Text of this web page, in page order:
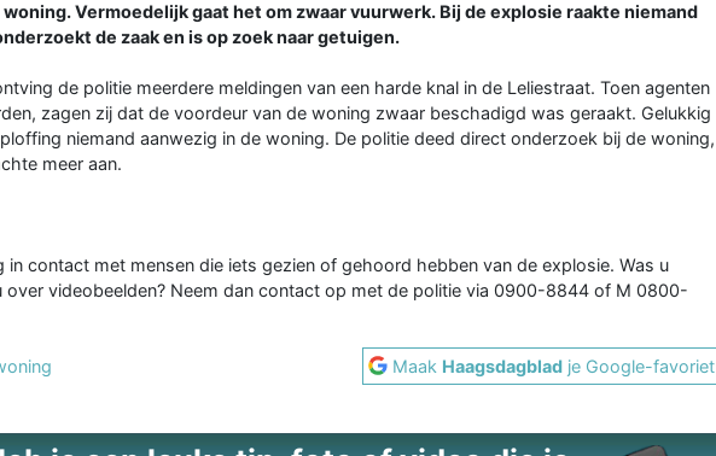
Vermoedelijk gaat het om zwaar vuurwerk. Bij de explosie raakte niemand
de zaak en is op zoek naar getuigen.
de politie meerdere meldingen van een harde knal in de Leliestraat. Toen agenten
zagen zij dat de voordeur van de woning zwaar beschadigd was geraakt. Gelukkig
niemand aanwezig in de woning. De politie deed direct onderzoek bij de woning,
meer aan.
in contact met mensen die iets gezien of gehoord hebben van de explosie. Was u
over videobeelden? Neem dan contact op met de politie via 0900-8844 of M 0800-
Maak Haagsdagblad je Google-favoriet